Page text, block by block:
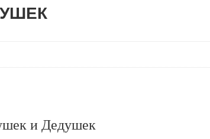
и Дедушек